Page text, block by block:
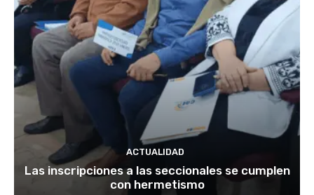
ACTUALIDAD
Las inscripciones a las seccionales se cumplen
con hermetismo